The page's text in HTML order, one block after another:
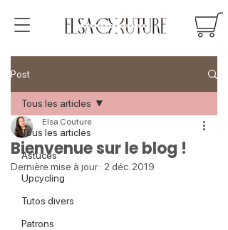
Post
Tous les articles
Astuces
Upcycling
Tutos divers
Patrons
Tous les articles
Bienvenue sur le blog !
Elsa Couture
Dernière mise à jour : 2 déc. 2019